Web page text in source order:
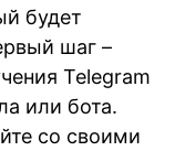
будет
шаг –
Telegram
или бота.
со своими